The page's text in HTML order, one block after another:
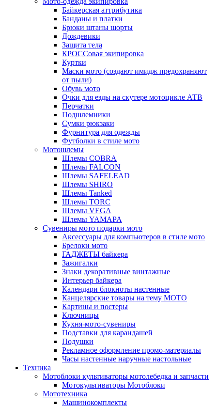
Байкерская аттрибутика
Банданы и платки
Брюки штаны шорты
Дождевики
Защита тела
КРОССовая экипировка
Куртки
Маски мото (создают имидж предохраняют
от пыли)
Обувь мото
Очки для езды на скутере мотоцикле АТВ
Перчатки
Подшлемники
Сумки рюкзаки
Фурнитура для одежды
Футболки в стиле мото
Мотошлемы
Шлемы COBRA
Шлемы FALCON
Шлемы SAFELEAD
Шлемы SHIRO
Шлемы Tanked
Шлемы TORC
Шлемы VEGA
Шлемы YAMAPA
Сувениры мото подарки мото
Аксессуары для компьютеров в стиле мото
Брелоки мото
ГАДЖЕТЫ байкера
Зажигалки
Знаки декоративные винтажные
Интерьер байкера
Календари блокноты настенные
Канцелярские товары на тему МОТО
Картины и постеры
Ключницы
Кухня-мото-сувениры
Подставки для карандашей
Подушки
Рекламное оформление промо-материалы
Часы настенные наручные настольные
Техника
Мотоблоки культиваторы мотолебедка и запчасти
Мотокультиваторы Мотоблоки
Мототехника
Машинокомплекты